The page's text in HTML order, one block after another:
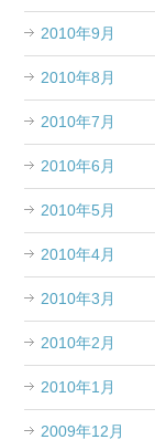
2010年9月
2010年8月
2010年7月
2010年6月
2010年5月
2010年4月
2010年3月
2010年2月
2010年1月
2009年12月